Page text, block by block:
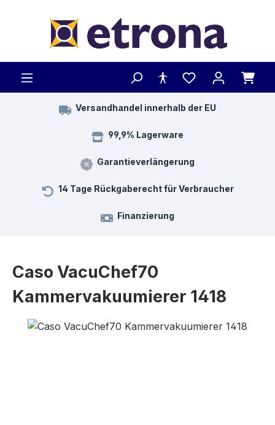
Versandhandel innerhalb der EU
99,9% Lagerware
Garantieverlängerung
14 Tage Rückgaberecht für Verbraucher
Finanzierung
Caso VacuChef70
Kammervakuumierer 1418
Bildergalerie überspringen